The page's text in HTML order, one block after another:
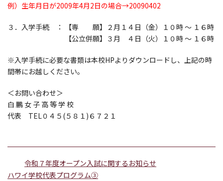
例）生年月日が2009年4月2日の場合→20090402
３．入学手続 ： 【専 願】２月１４日（金）１０時 ～ １６時
【公立併願】３月 ４日（火）１０時 ～ １６時
※入学手続に必要な書類は本校HPよりダウンロードし、上記の時
間帯にお越しください。
＜お問い合わせ＞
白 鵬 女 子 高 等 学 校
代表 TEL０４５(５８１)６７２１
令和７年度オープン入試に関するお知らせ
ハワイ学校代表プログラム③